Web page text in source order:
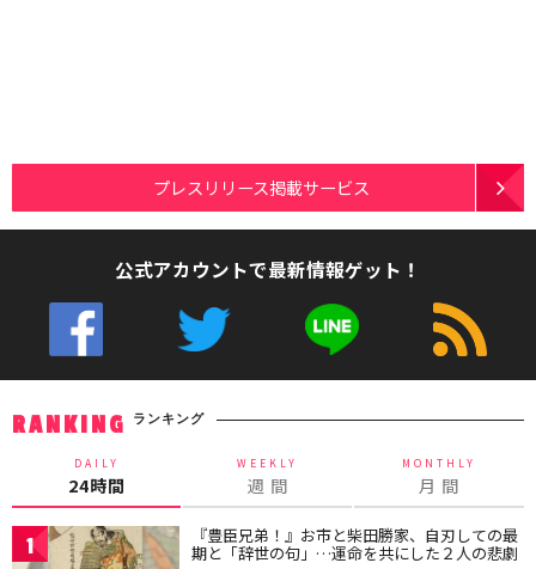
プレスリリース掲載サービス
公式アカウントで最新情報ゲット！
RANKING ランキング
DAILY
24時間
WEEKLY
週 間
MONTHLY
月 間
1 『豊臣兄弟！』お市と柴田勝家、自刃しての最
期と「辞世の句」…運命を共にした２人の悲劇